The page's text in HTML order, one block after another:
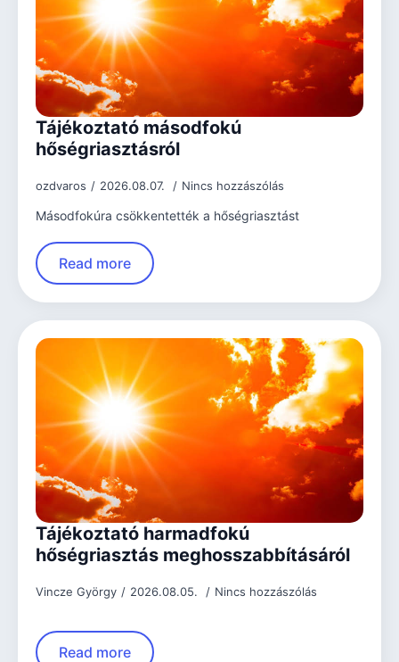
Tájékoztató másodfokú
hőségriasztásról
ozdvaros 2026.08.07. Nincs hozzászólás
Másodfokúra csökkentették a hőségriasztást
Read more
Tájékoztató harmadfokú
hőségriasztás meghosszabbításáról
Vincze György 2026.08.05. Nincs hozzászólás
Read more